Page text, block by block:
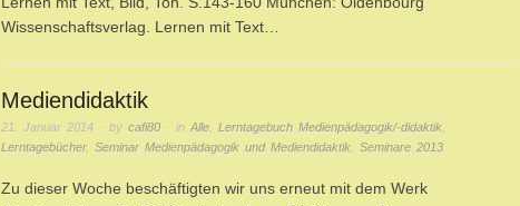
Wissenschaftsverlag. Lernen mit Text…
Mediendidaktik
21. Januar 2014 · by cafi80 · in Alle Lerntagebuch Medienpädagogik/-didaktik
Lerntagebücher, Seminar Medienpädagogik und Mediendidaktik Seminare 2013
Zu dieser Woche beschäftigten wir uns erneut mit dem Werk